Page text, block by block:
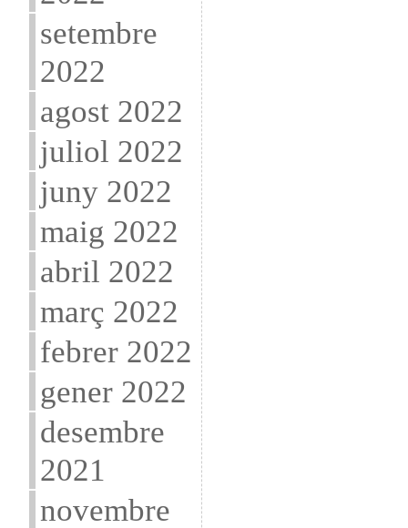
setembre
2022
agost 2022
juliol 2022
juny 2022
maig 2022
abril 2022
març 2022
febrer 2022
gener 2022
desembre
2021
novembre